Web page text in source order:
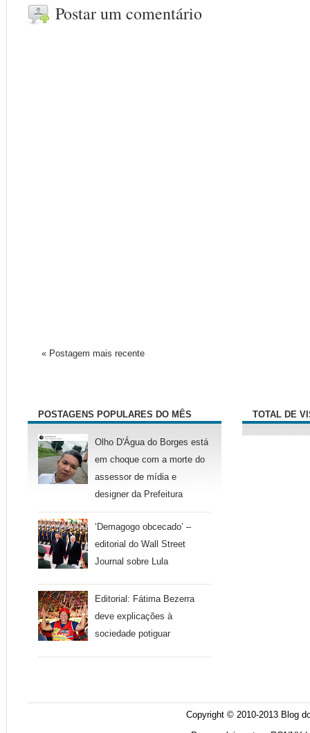
Postar um comentário
« Postagem mais recente
POSTAGENS POPULARES DO MÊS
Olho D'Água do Borges está
em choque com a morte do
assessor de mídia e
designer da Prefeitura
‘Demagogo obcecado’ –
editorial do Wall Street
Journal sobre Lula
Editorial: Fátima Bezerra
deve explicações à
sociedade potiguar
TOTAL DE
Copyright © 2010-2013 Blog